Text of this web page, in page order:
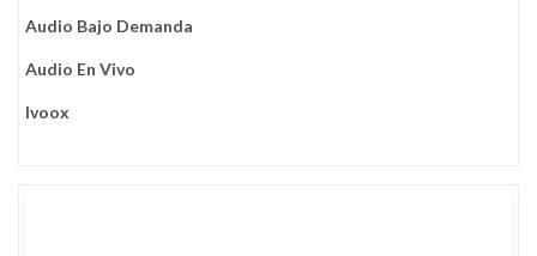
Familias
Audio Bajo Demanda
Audio En Vivo
Ivoox